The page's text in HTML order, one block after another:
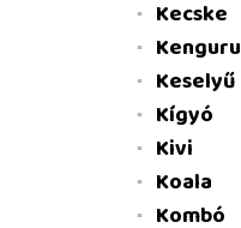
Kecske
Kenguru
Keselyű
Kígyó
Kivi
Koala
Kombó